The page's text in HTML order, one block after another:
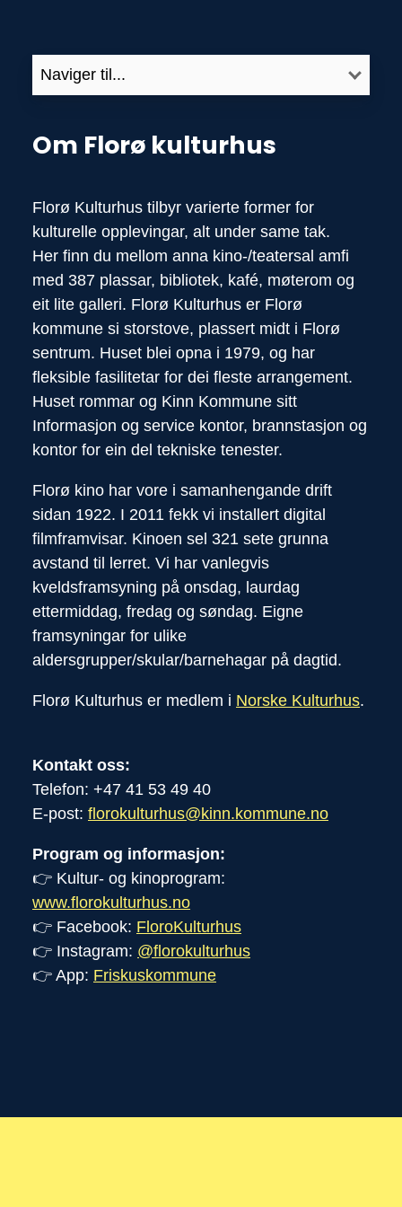
Om Florø kulturhus
Florø Kulturhus tilbyr varierte former for
kulturelle opplevingar, alt under same tak.
Her finn du mellom anna kino-/teatersal amfi
med 387 plassar, bibliotek, kafé, møterom og
eit lite galleri. Florø Kulturhus er Florø
kommune si storstove, plassert midt i Florø
sentrum. Huset blei opna i 1979, og har
fleksible fasilitetar for dei fleste arrangement.
Huset rommar og Kinn Kommune sitt
Informasjon og service kontor, brannstasjon og
kontor for ein del tekniske tenester.
Florø kino har vore i samanhengande drift
sidan 1922. I 2011 fekk vi installert digital
filmframvisar. Kinoen sel 321 sete grunna
avstand til lerret. Vi har vanlegvis
kveldsframsyning på onsdag, laurdag
ettermiddag, fredag og søndag. Eigne
framsyningar for ulike
aldersgrupper/skular/barnehagar på dagtid.
Florø Kulturhus er medlem i Norske Kulturhus.
Kontakt oss:
Telefon: +47 41 53 49 40
E-post: florokulturhus@kinn.kommune.no
Program og informasjon:
👉 Kultur- og kinoprogram:
www.florokulturhus.no
👉 Facebook: FloroKulturhus
👉 Instagram: @florokulturhus
👉 App: Friskuskommune